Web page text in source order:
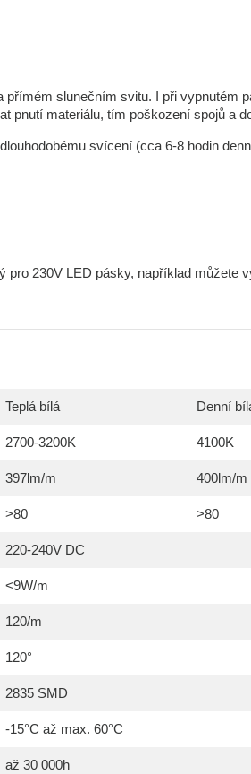
slunečním svitu. I při vypnutém
pnutí materiálu, tím poškození spojů a
svícení (cca 6-8 hodin
230V LED pásky, například můžete
Teplá bílá Denní
2700-3200K 4100K
397lm/m 400lm/m
>80 >80
220-240V DC
<9W/m
120/m
120°
2835 SMD
-15°C až max. 60°C
až 30 000h